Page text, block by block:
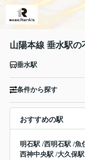
山陽本線 垂水駅の
垂水駅
条件から探す
おすすめの駅
明石駅 /西明石駅 /魚
西神中央駅 /大久保駅